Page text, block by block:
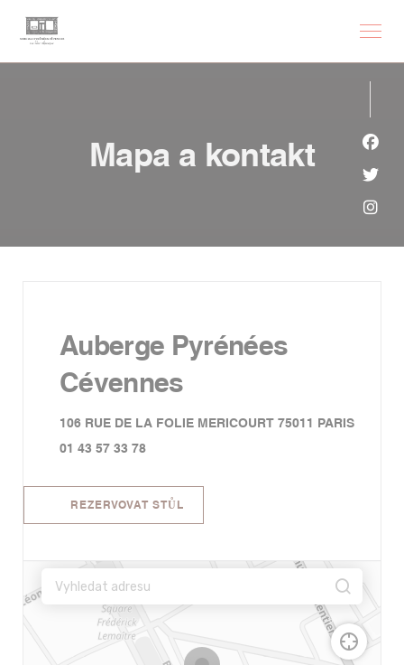
Mapa a kontakt
Auberge Pyrénées
Cévennes
106 RUE DE LA FOLIE MERICOURT 75011 PARIS((otevře
01 43 57 33 78
REZERVOVAT STŮL